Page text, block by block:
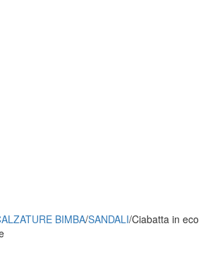
BIMBA/SANDALI/Ciabatta in eco